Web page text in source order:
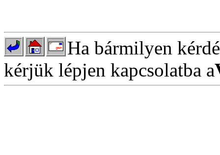
Ha bármilyen
kérjük lépjen kapcsolatba a